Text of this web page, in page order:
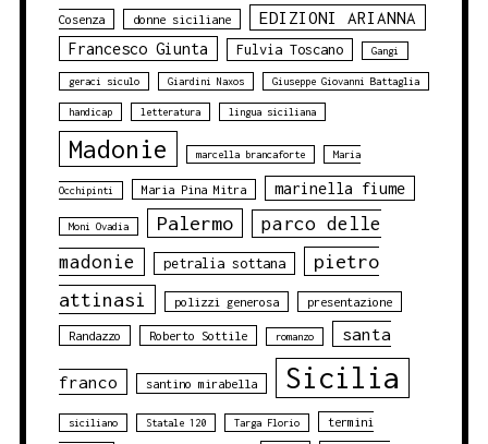
Cosenza donne siciliane EDIZIONI ARIANNA
Francesco Giunta Fulvia Toscano Gangi
geraci siculo Giardini Naxos Giuseppe Giovanni Battaglia
handicap letteratura lingua siciliana
Madonie marcella brancaforte Maria
Occhipinti Maria Pina Mitra marinella fiume
Moni Ovadia Palermo
parco delle
madonie
petralia sottana
pietro
attinasi
polizzi generosa presentazione
Randazzo Roberto Sottile romanzo santa
franco santino mirabella Sicilia
siciliano Statale 120 Targa Florio termini